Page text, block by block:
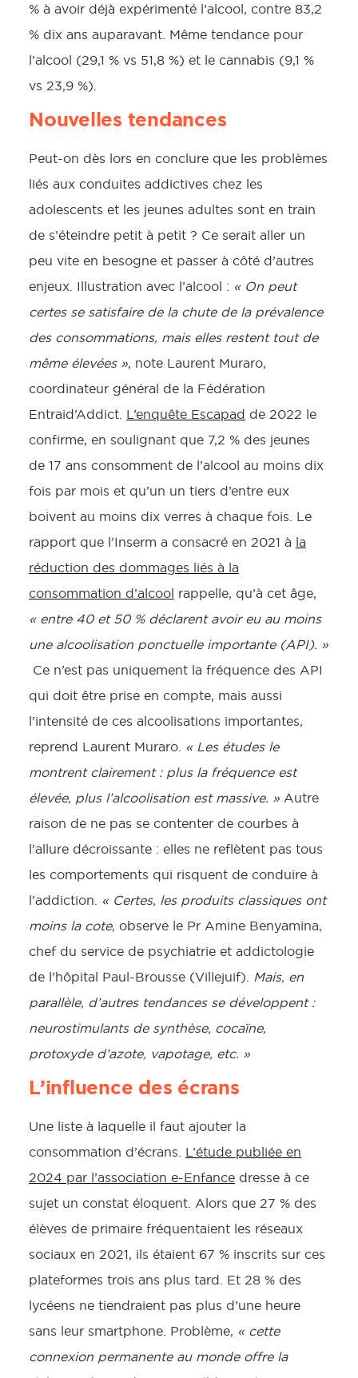
% à avoir déjà expérimenté l’alcool, contre 83,2
% dix ans auparavant. Même tendance pour
l’alcool (29,1 % vs 51,8 %) et le cannabis (9,1 %
vs 23,9 %).
Nouvelles tendances
Peut-on dès lors en conclure que les problèmes
liés aux conduites addictives chez les
adolescents et les jeunes adultes sont en train
de s’éteindre petit à petit ? Ce serait aller un
peu vite en besogne et passer à côté d’autres
enjeux. Illustration avec l’alcool : « On peut
certes se satisfaire de la chute de la prévalence
des consommations, mais elles restent tout de
même élevées », note Laurent Muraro,
coordinateur général de la Fédération
Entraid’Addict. L’enquête Escapad de 2022 le
confirme, en soulignant que 7,2 % des jeunes
de 17 ans consomment de l’alcool au moins dix
fois par mois et qu’un un tiers d’entre eux
boivent au moins dix verres à chaque fois. Le
rapport que l’Inserm a consacré en 2021 à la
réduction des dommages liés à la
consommation d’alcool rappelle, qu’à cet âge,
« entre 40 et 50 % déclarent avoir eu au moins
une alcoolisation ponctuelle importante (API). »
Ce n’est pas uniquement la fréquence des API
qui doit être prise en compte, mais aussi
l’intensité de ces alcoolisations importantes,
reprend Laurent Muraro.
« Les études le
montrent clairement : plus la fréquence est
élevée, plus l’alcoolisation est massive. » Autre
raison de ne pas se contenter de courbes à
l’allure décroissante : elles ne reflètent pas tous
les comportements qui risquent de conduire à
l’addiction.
« Certes, les produits classiques ont
moins la cote, observe le Pr Amine Benyamina,
chef du service de psychiatrie et addictologie
de l’hôpital Paul-Brousse (Villejuif).
Mais, en
parallèle, d’autres tendances se développent :
neurostimulants de synthèse, cocaïne,
protoxyde d’azote, vapotage, etc. »
L’influence des écrans
Une liste à laquelle il faut ajouter la
consommation d’écrans. L’étude publiée en
2024 par l’association e-Enfance dresse à ce
sujet un constat éloquent. Alors que 27 % des
élèves de primaire fréquentaient les réseaux
sociaux en 2021, ils étaient 67 % inscrits sur ces
plateformes trois ans plus tard. Et 28 % des
lycéens ne tiendraient pas plus d’une heure
sans leur smartphone. Problème, « cette
connexion permanente au monde offre la